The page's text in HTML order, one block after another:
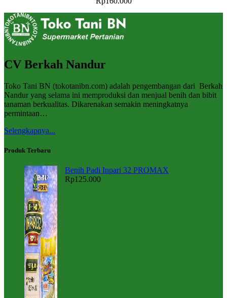
CV Berkah Nandur
Toko Tani BN (tokotanibn.com) adalah pengembangan dari Berkah
Nandur yang selama ini memproduksi dan menjual benih dan bibit
tanaman berkualitas. Dikarenakan semakin meningkatnya
permintaan…
Selengkapnya...
Produk Terbaru
Benih Padi Inpari 32 PROMAX
Rp125.000